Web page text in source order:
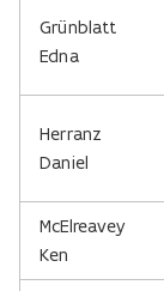
Grünblatt
Edna
Herranz
Daniel
McElreavey
Ken